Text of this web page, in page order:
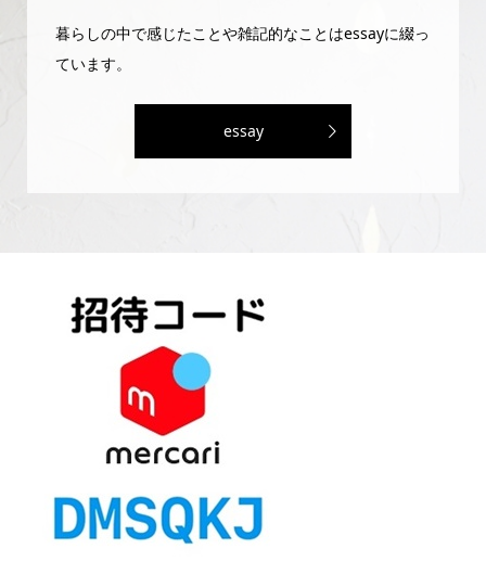
暮らしの中で感じたことや雑記的なことはessayに綴っ
ています。
essay